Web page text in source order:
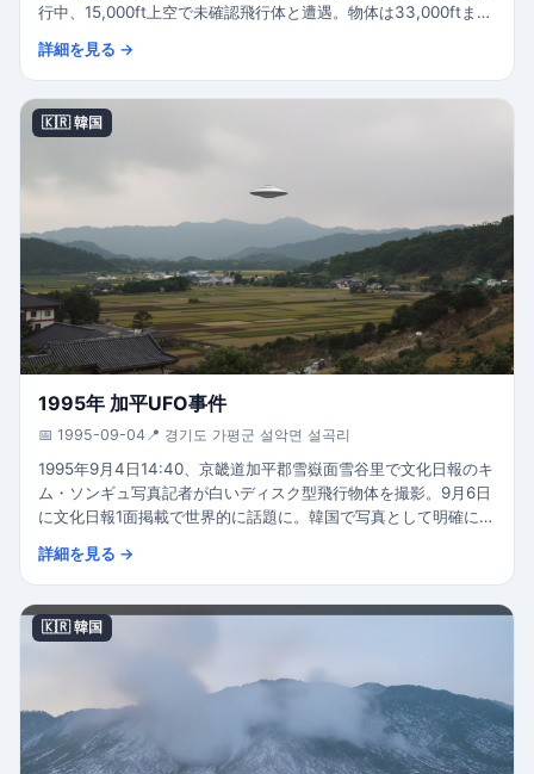
行中、15,000ft上空で未確認飛行体と遭遇。物体は33,000ftまで
形、F-4の約3倍(ボーイング747級)。レーダーには未捕捉。大韓
民国空軍の公式目撃事例として最も有名。
詳細を見る →
🇰🇷 韓国
1995年 加平UFO事件
📅 1995-09-04📍 경기도 가평군 설악면 설곡리
1995年9月4日14:40、京畿道加平郡雪嶽面雪谷里で文化日報のキ
ム・ソンギュ写真記者が白いディスク型飛行物体を撮影。9月6日
に文化日報1面掲載で世界的に話題に。韓国で写真として明確に記
詳細を見る →
🇰🇷 韓国